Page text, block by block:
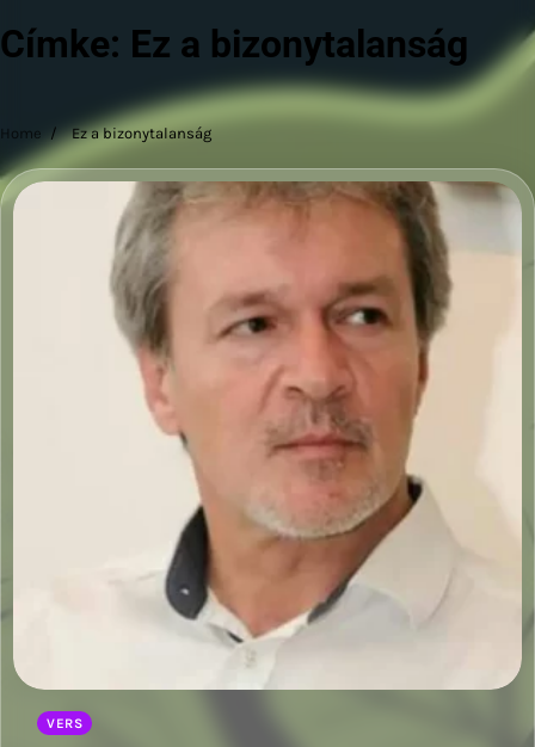
Címke: Ez a bizonytalanság
Home Ez a bizonytalanság
VERS